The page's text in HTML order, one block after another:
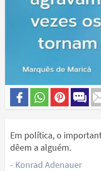
Em política, o
dêem a alguém.
- Konrad Adenauer